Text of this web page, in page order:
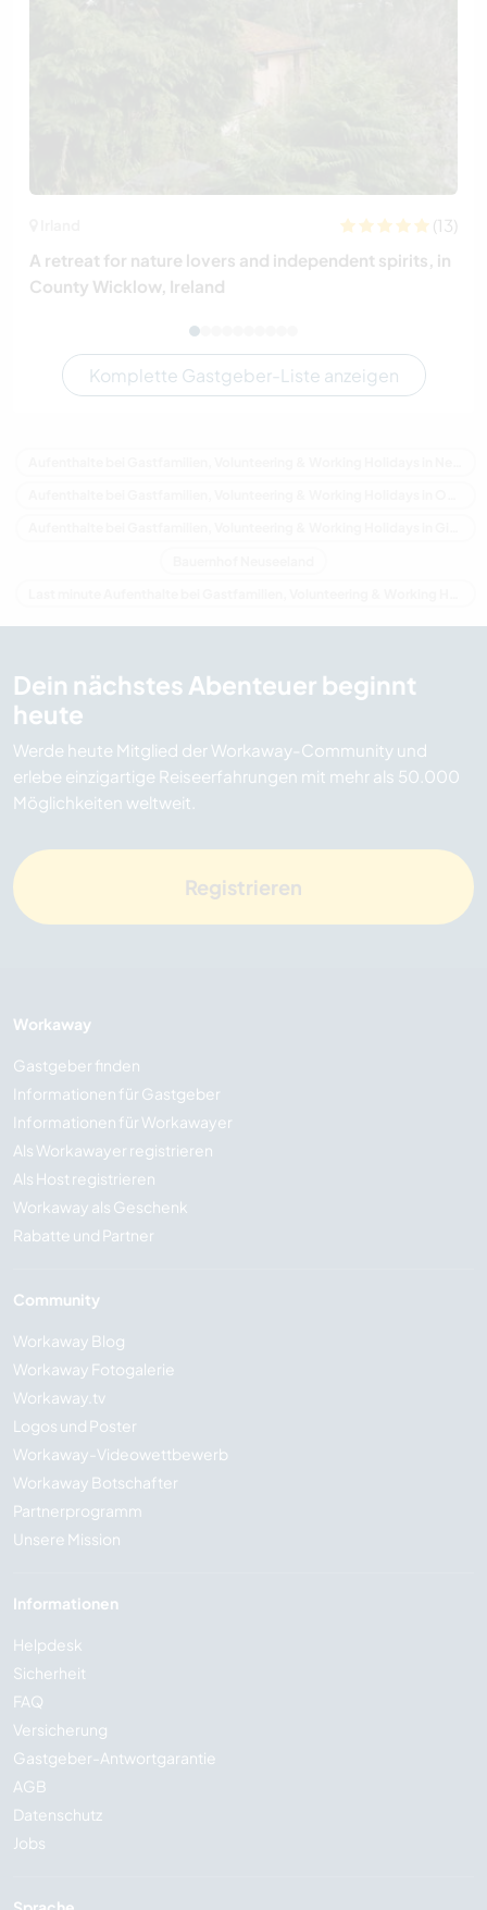
(13)
A retreat for nature lovers and independent spirits, in
County Wicklow, Ireland
Komplette Gastgeber-Liste anzeigen
Dein nächstes Abenteuer beginnt
heute
Werde heute Mitglied der Workaway-Community und
erlebe einzigartige Reiseerfahrungen mit mehr als 50.000
Möglichkeiten weltweit.
Registrieren
Workaway
Gastgeber finden
Informationen für Gastgeber
Informationen für Workawayer
Als Workawayer registrieren
Als Host registrieren
Workaway als Geschenk
Rabatte und Partner
Community
Workaway Blog
Workaway Fotogalerie
Workaway.tv
Logos und Poster
Workaway-Videowettbewerb
Workaway Botschafter
Partnerprogramm
Unsere Mission
Informationen
Helpdesk
Sicherheit
FAQ
Versicherung
Gastgeber-Antwortgarantie
AGB
Datenschutz
Jobs